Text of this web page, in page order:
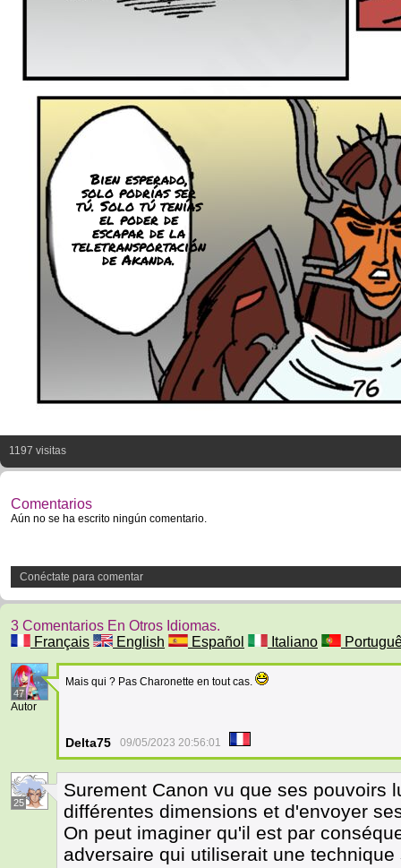
Bien esperado,
solo podrías ser
tú. Solo tú tenías
el poder de
escapar de la
teletransportación
de Akanda.
1197 visitas
Comentarios
Aún no se ha escrito ningún comentario.
Conéctate para comentar
3 Comentarios En Otros Idiomas.
Français
English Español Italiano
47
Autor
Mais qui ? Pas Charonette en tout cas.
Delta75 09/05/2023 20:56:01
25
Surement Canon vu que ses pouvoirs
différentes dimensions et d'envoyer
On peut imaginer qu'il est par
adversaire qui utiliserait une technique